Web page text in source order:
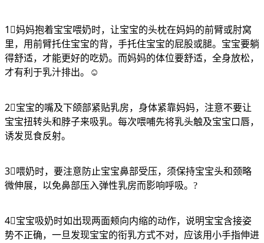
1⃣妈妈抱着宝宝喂奶时，让宝宝的头枕在妈妈的前臂或肘窝
里，用前臂托住宝宝的背，手托住宝宝的屁股或腿。宝宝要躺
得舒适，才能更好的吃奶。而妈妈的体位要舒适，全身放松，
才有利于乳汁排出。☺️
2⃣宝宝的嘴及下颌部紧贴乳房，身体紧靠妈妈，注意不要让
宝宝扭转头和脖子来吸乳。每次喂哺先将乳头触及宝宝口唇，
诱发觅食反射。
3⃣喂奶时，要注意防止宝宝鼻部受压，须保持宝宝头和颈略
微伸展，以免鼻部压入弹性乳房而影响呼吸。?
4⃣宝宝吸奶时如出现两面颊向内缩的动作，说明宝宝含接姿
势不正确，一旦发现宝宝的衔乳方式不对，应该用小手指伸进